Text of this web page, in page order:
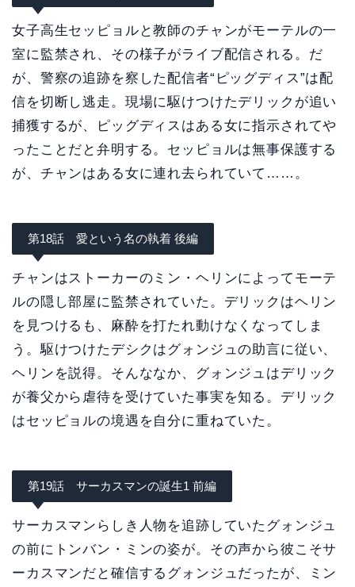
女子高生セッピョルと教師のチャンがモーテルの一
室に監禁され、その様子がライブ配信される。だ
が、警察の追跡を察した配信者“ピッグディス”は配
信を切断し逃走。現場に駆けつけたデリックが追い
捕獲するが、ピッグディスはある女に指示されてや
ったことだと弁明する。セッピョルは無事保護する
が、チャンはある女に連れ去られていて……。
第18話 愛という名の執着 後編
チャンはストーカーのミン・ヘリンによってモーテ
ルの隠し部屋に監禁されていた。デリックはヘリン
を見つけるも、麻酔を打たれ動けなくなってしま
う。駆けつけたデシクはグォンジュの助言に従い、
ヘリンを説得。そんななか、グォンジュはデリック
が養父から虐待を受けていた事実を知る。デリック
はセッピョルの境遇を自分に重ねていた。
第19話 サーカスマンの誕生1 前編
サーカスマンらしき人物を追跡していたグォンジュ
の前にトンバン・ミンの姿が。その声から彼こそサ
ーカスマンだと確信するグォンジュだったが、ミン